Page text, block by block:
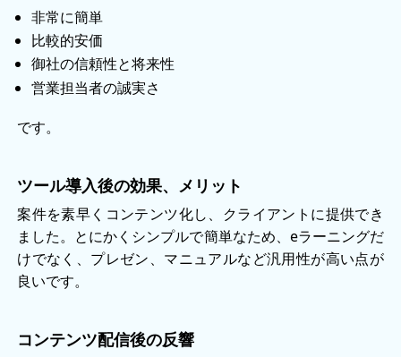
非常に簡単
比較的安価
御社の信頼性と将来性
営業担当者の誠実さ
です。
ツール導入後の効果、メリット
案件を素早くコンテンツ化し、クライアントに提供でき
ました。とにかくシンプルで簡単なため、eラーニングだ
けでなく、プレゼン、マニュアルなど汎用性が高い点が
良いです。
コンテンツ配信後の反響